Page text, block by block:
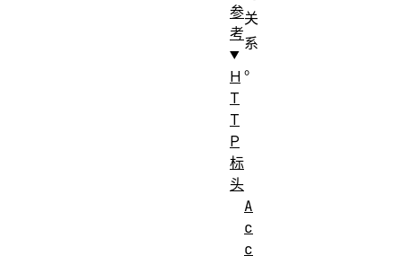
关
系
。
参
考
H
T
T
P
标
头
A
c
c